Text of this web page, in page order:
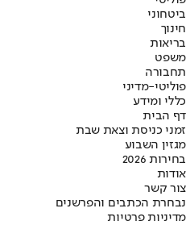
ביטחוני
חינוך
בריאות
משפט
תחבורה
פוליטי-מדיני
כללי ומידע
דף הבית
זמני כניסת וצאת שבת
מגזין השבוע
בחירות 2026
אודות
צור קשר
נבחרת הכתבים והפרשנים
מדיניות פרטיות